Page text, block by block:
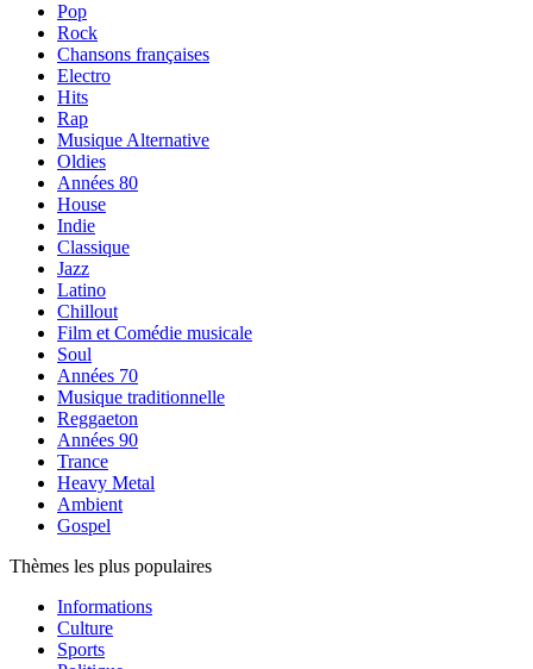
Pop
Rock
Chansons françaises
Electro
Hits
Rap
Musique Alternative
Oldies
Années 80
House
Indie
Classique
Jazz
Latino
Chillout
Film et Comédie musicale
Soul
Années 70
Musique traditionnelle
Reggaeton
Années 90
Trance
Heavy Metal
Ambient
Gospel
Thèmes les plus populaires
Informations
Culture
Sports